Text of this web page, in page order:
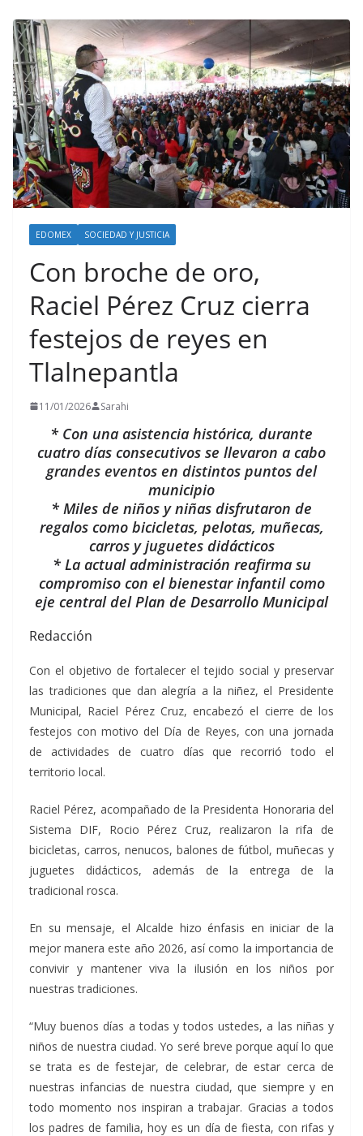
EDOMEX SOCIEDAD Y JUSTICIA
Con broche de oro,
Raciel Pérez Cruz cierra
festejos de reyes en
Tlalnepantla
11/01/2026 Sarahi
* Con una asistencia histórica, durante
cuatro días consecutivos se llevaron a cabo
grandes eventos en distintos puntos del
municipio
* Miles de niños y niñas disfrutaron de
regalos como bicicletas, pelotas, muñecas,
carros y juguetes didácticos
* La actual administración reafirma su
compromiso con el bienestar infantil como
eje central del Plan de Desarrollo Municipal
Redacción
Con el objetivo de fortalecer el tejido social y preservar
las tradiciones que dan alegría a la niñez, el Presidente
Municipal, Raciel Pérez Cruz, encabezó el cierre de los
festejos con motivo del Día de Reyes, con una jornada
de actividades de cuatro días que recorrió todo el
territorio local.
Raciel Pérez, acompañado de la Presidenta Honoraria del
Sistema DIF, Rocio Pérez Cruz, realizaron la rifa de
bicicletas, carros, nenucos, balones de fútbol, muñecas y
juguetes didácticos, además de la entrega de la
tradicional rosca.
En su mensaje, el Alcalde hizo énfasis en iniciar de la
mejor manera este año 2026, así como la importancia de
convivir y mantener viva la ilusión en los niños por
nuestras tradiciones.
“Muy buenos días a todas y todos ustedes, a las niñas y
niños de nuestra ciudad. Yo seré breve porque aquí lo que
se trata es de festejar, de celebrar, de estar cerca de
nuestras infancias de nuestra ciudad, que siempre y en
todo momento nos inspiran a trabajar. Gracias a todos
los padres de familia, hoy es un día de fiesta, con rifas y